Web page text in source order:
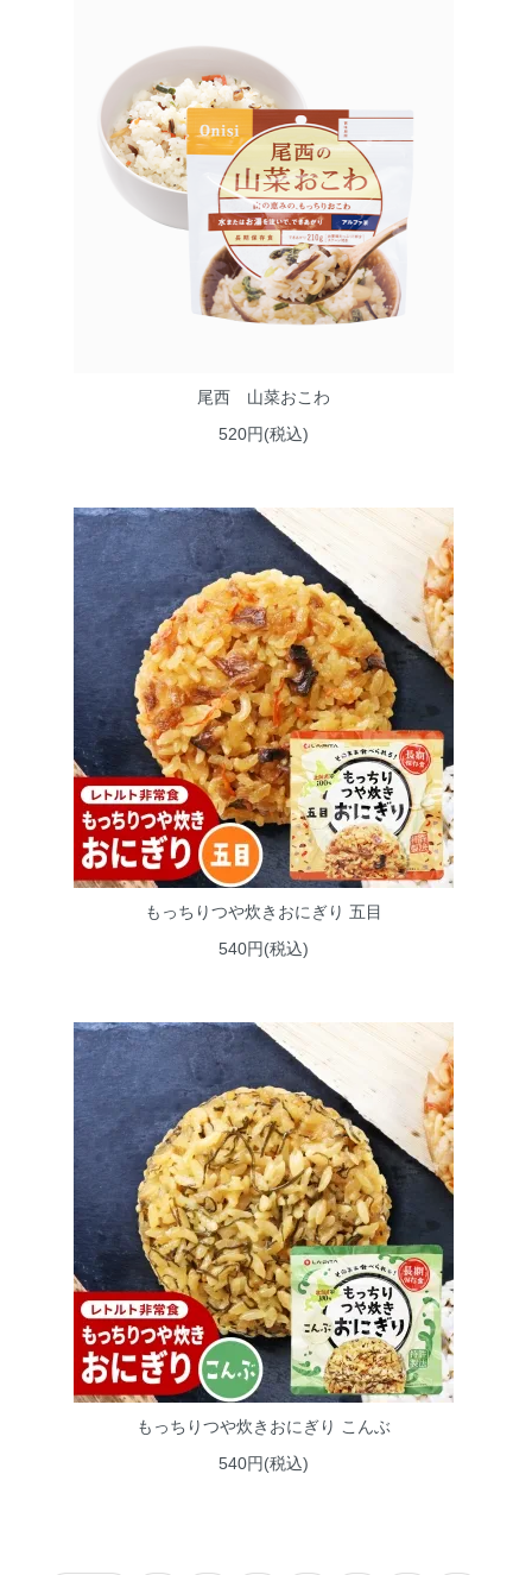
尾西 山菜おこわ
520円(税込)
もっちりつや炊きおにぎり 五目
540円(税込)
もっちりつや炊きおにぎり こんぶ
540円(税込)